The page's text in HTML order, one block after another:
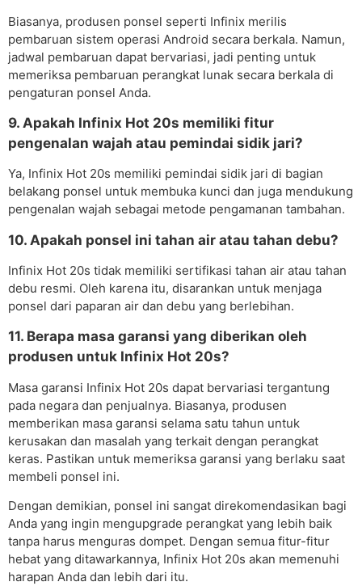
Biasanya, produsen ponsel seperti Infinix merilis
pembaruan sistem operasi Android secara berkala. Namun,
jadwal pembaruan dapat bervariasi, jadi penting untuk
memeriksa pembaruan perangkat lunak secara berkala di
pengaturan ponsel Anda.
9. Apakah Infinix Hot 20s memiliki fitur
pengenalan wajah atau pemindai sidik jari?
Ya, Infinix Hot 20s memiliki pemindai sidik jari di bagian
belakang ponsel untuk membuka kunci dan juga mendukung
pengenalan wajah sebagai metode pengamanan tambahan.
10. Apakah ponsel ini tahan air atau tahan debu?
Infinix Hot 20s tidak memiliki sertifikasi tahan air atau tahan
debu resmi. Oleh karena itu, disarankan untuk menjaga
ponsel dari paparan air dan debu yang berlebihan.
11. Berapa masa garansi yang diberikan oleh
produsen untuk Infinix Hot 20s?
Masa garansi Infinix Hot 20s dapat bervariasi tergantung
pada negara dan penjualnya. Biasanya, produsen
memberikan masa garansi selama satu tahun untuk
kerusakan dan masalah yang terkait dengan perangkat
keras. Pastikan untuk memeriksa garansi yang berlaku saat
membeli ponsel ini.
Dengan demikian, ponsel ini sangat direkomendasikan bagi
Anda yang ingin mengupgrade perangkat yang lebih baik
tanpa harus menguras dompet. Dengan semua fitur-fitur
hebat yang ditawarkannya, Infinix Hot 20s akan memenuhi
harapan Anda dan lebih dari itu.